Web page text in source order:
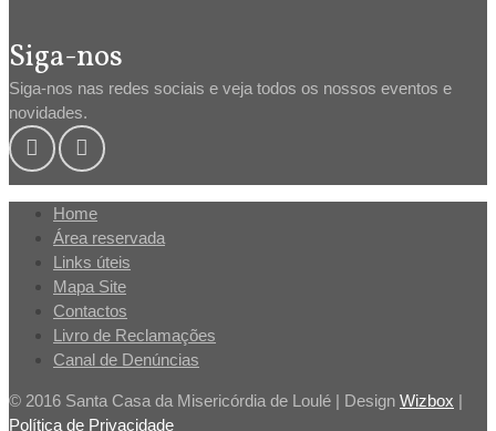
Siga-nos
Siga-nos nas redes sociais e veja todos os nossos eventos e
novidades.
Home
Área reservada
Links úteis
Mapa Site
Contactos
Livro de Reclamações
Canal de Denúncias
© 2016 Santa Casa da Misericórdia de Loulé | Design Wizbox |
Política de Privacidade